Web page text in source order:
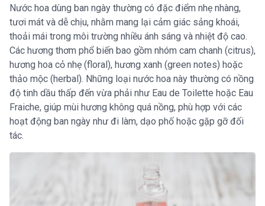
Nước hoa dùng ban ngày thường có đặc điểm nhẹ nhàng,
tươi mát và dễ chịu, nhằm mang lại cảm giác sảng khoái,
thoải mái trong môi trường nhiều ánh sáng và nhiệt độ cao.
Các hương thơm phổ biến bao gồm nhóm cam chanh (citrus),
hương hoa cỏ nhẹ (floral), hương xanh (green notes) hoặc
thảo mộc (herbal). Những loại nước hoa này thường có nồng
độ tinh dầu thấp đến vừa phải như Eau de Toilette hoặc Eau
Fraiche, giúp mùi hương không quá nồng, phù hợp với các
hoạt động ban ngày như đi làm, dạo phố hoặc gặp gỡ đối
tác.